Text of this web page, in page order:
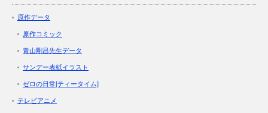
原作データ
原作コミック
青山剛昌先生データ
サンデー表紙イラスト
ゼロの日常[ティータイム]
テレビアニメ